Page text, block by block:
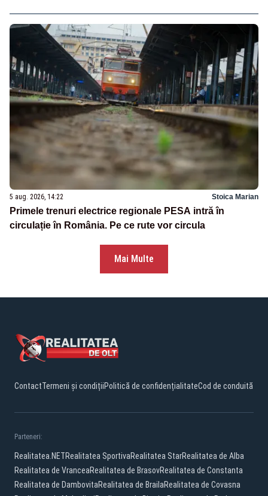
5 aug. 2026, 14:22 Stoica Marian
Primele trenuri electrice regionale PESA intră în
circulație în România. Pe ce rute vor circula
Mai Multe
ContactTermeni și condițiiPolitică de confidențialitateCod de conduită
Parteneri:
Realitatea.NETRealitatea SportivaRealitatea StarRealitatea de Alba
Realitatea de VranceaRealitatea de BrasovRealitatea de Constanta
Realitatea de DambovitaRealitatea de BrailaRealitatea de Covasna